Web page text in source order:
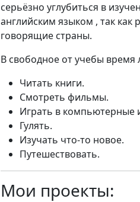
серьёзно углубиться в
английским языком , так
говорящие страны.
В свободное от учебы
Читать книги.
Смотреть фильмы.
Играть в компьютерные
Гулять.
Изучать что-то новое.
Путешествовать.
Мои проекты: